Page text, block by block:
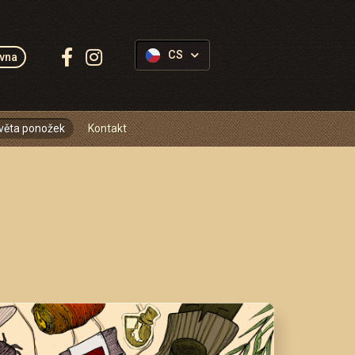
Sledujte
CS
ponožek Kontakt